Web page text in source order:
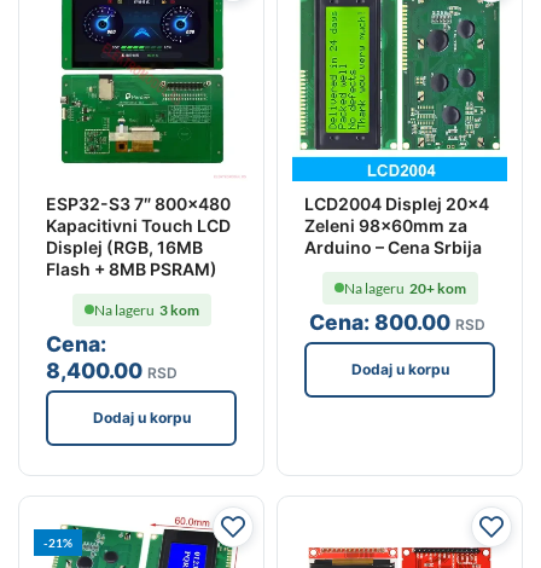
ESP32-S3 7″ 800×480
Kapacitivni Touch LCD
Displej (RGB, 16MB
Flash + 8MB PSRAM)
Cena:
8,400.00 RSD
Na lageru 3 kom
Dodaj u korpu
LCD2004 Displej 20×4
Zeleni 98x60mm za
Arduino – Cena Srbija
Cena:800.00 RSD
Na lageru 20+ kom
Dodaj u korpu
-21%